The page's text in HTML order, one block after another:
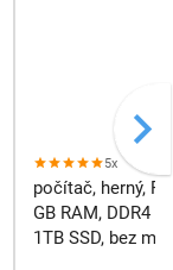
5x
počítač, herný,
GB RAM, DDR4
1TB SSD, bez